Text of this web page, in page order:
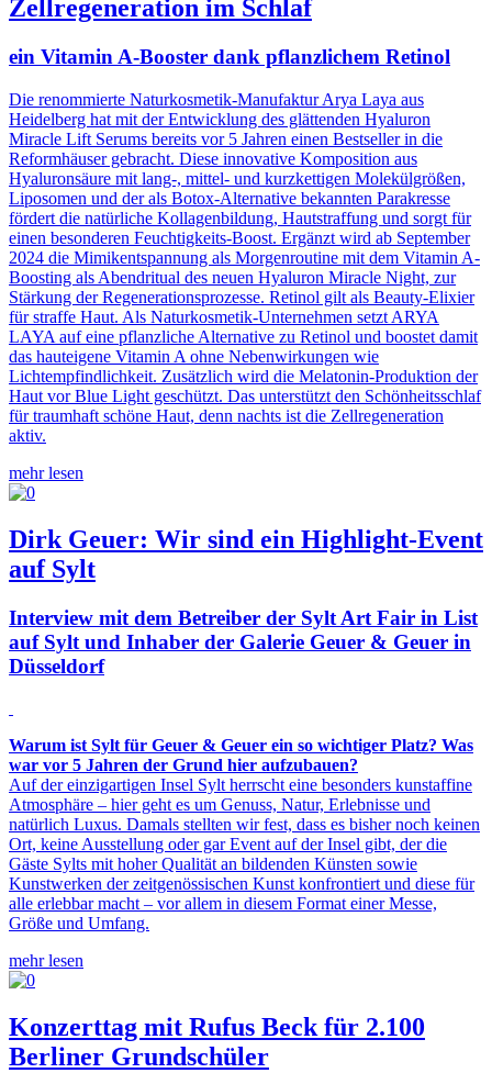
Zellregeneration im Schlaf
ein Vitamin A-Booster dank pflanzlichem Retinol
Die renommierte Naturkosmetik-Manufaktur Arya Laya aus
Heidelberg hat mit der Entwicklung des glättenden Hyaluron
Miracle Lift Serums bereits vor 5 Jahren einen Bestseller in die
Reformhäuser gebracht. Diese innovative Komposition aus
Hyaluronsäure mit lang-, mittel- und kurzkettigen Molekülgrößen,
Liposomen und der als Botox-Alternative bekannten Parakresse
fördert die natürliche Kollagenbildung, Hautstraffung und sorgt für
einen besonderen Feuchtigkeits-Boost. Ergänzt wird ab September
2024 die Mimikentspannung als Morgenroutine mit dem Vitamin A-
Boosting als Abendritual des neuen Hyaluron Miracle Night, zur
Stärkung der Regenerationsprozesse. Retinol gilt als Beauty-Elixier
für straffe Haut. Als Naturkosmetik-Unternehmen setzt ARYA
LAYA auf eine pflanzliche Alternative zu Retinol und boostet damit
das hauteigene Vitamin A ohne Nebenwirkungen wie
Lichtempfindlichkeit. Zusätzlich wird die Melatonin-Produktion der
Haut vor Blue Light geschützt. Das unterstützt den Schönheitsschlaf
für traumhaft schöne Haut, denn nachts ist die Zellregeneration
aktiv.
mehr lesen
Dirk Geuer: Wir sind ein Highlight-Event
auf Sylt
Interview mit dem Betreiber der Sylt Art Fair in List
auf Sylt und Inhaber der Galerie Geuer & Geuer in
Düsseldorf
Warum ist Sylt für Geuer & Geuer ein so wichtiger Platz? Was
war vor 5 Jahren der Grund hier aufzubauen?
Auf der einzigartigen Insel Sylt herrscht eine besonders kunstaffine
Atmosphäre – hier geht es um Genuss, Natur, Erlebnisse und
natürlich Luxus. Damals stellten wir fest, dass es bisher noch keinen
Ort, keine Ausstellung oder gar Event auf der Insel gibt, der die
Gäste Sylts mit hoher Qualität an bildenden Künsten sowie
Kunstwerken der zeitgenössischen Kunst konfrontiert und diese für
alle erlebbar macht – vor allem in diesem Format einer Messe,
Größe und Umfang.
mehr lesen
Konzerttag mit Rufus Beck für 2.100
Berliner Grundschüler